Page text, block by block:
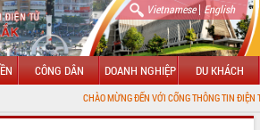
Vietnamese| English
CÔNG DÂN DOANH NGHIỆP DU KHÁCH
CHÀO MỪNG ĐẾN VỚI CỔNG THÔNG TIN ĐIỆN TỬ TỈNH ĐẮK LẮK